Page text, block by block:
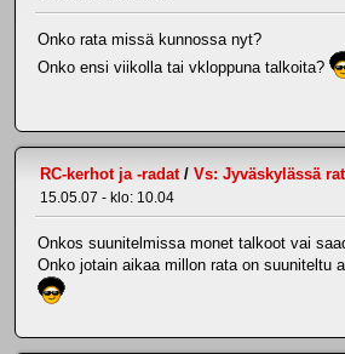
Onko rata missä kunnossa nyt?
Onko ensi viikolla tai vkloppuna talkoita?
RC-kerhot ja -radat/ Vs: Jyväskylässä
15.05.07 - klo: 10.04
Onkos suunitelmissa monet talkoot vai
Onko jotain aikaa millon rata on suuniteltu